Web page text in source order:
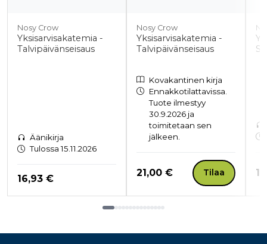
Nosy Crow
Yksisarvisakatemia -
Talvipäivänseisaus
Äänikirja
Tulossa 15.11.2026
Hinta nyt
16,93 €
Nosy Crow
Yksisarvisakatemia -
Talvipäivänseisaus
Kovakantinen kirja
Ennakkotilattavissa.
Tuote ilmestyy
30.9.2026 ja
toimitetaan sen
jälkeen.
Hinta nyt
21,00 € Tilaa